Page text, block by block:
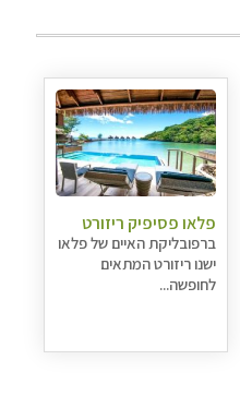
פלאו פסיפיק ריזורט
ברפובליקת האיים של פלאו
ישנו ריזורט המתאים
לחופשה...